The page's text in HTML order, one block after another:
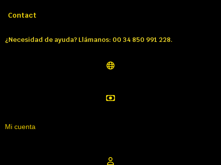
Contact
¿Necesidad de ayuda? Llámanos: 00 34 850 991 228.
Mi cuenta